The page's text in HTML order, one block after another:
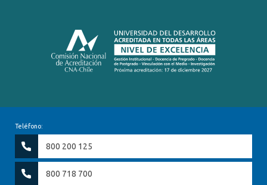
Teléfono:
800 200 125
800 718 700